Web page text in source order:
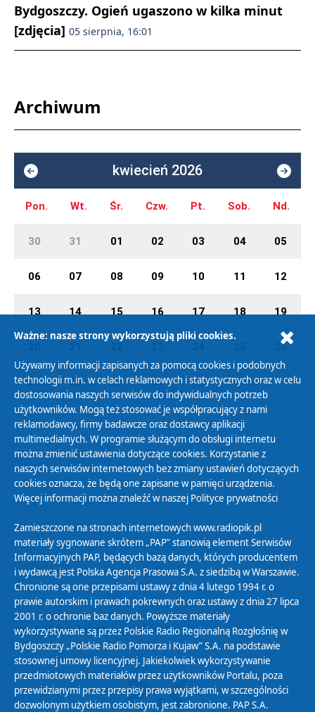
Bydgoszczy. Ogień ugaszono w kilka minut
[zdjęcia] 05 sierpnia, 16:01
Archiwum
kwiecień 2026
Pon. Wt. Śr. Czw. Pt. Sob. Nd.
30 31 01 02 03 04 05
06 07 08 09 10 11 12
13 14 15 16 17 18 19
26
27 28 29 30 01 02 03
Polityka Prywatności
Zasady korzystania z Serwisu
Organizacje Pożytku Publicznego
Cyfryzacja DAB+
Polityka ochrony danych osobowych
Abonament
Zamówienia publiczne
Biuletyn Informacji Publicznej
Ważne: nasze strony wykorzystują pliki cookies.
Używamy informacji zapisanych za pomocą cookies i podobnych
technologii m.in. w celach reklamowych i statystycznych oraz w celu
dostosowania naszych serwisów do indywidualnych potrzeb
użytkowników. Mogą też stosować je współpracujący z nami
reklamodawcy, firmy badawcze oraz dostawcy aplikacji
multimedialnych. W programie służącym do obsługi internetu
można zmienić ustawienia dotyczące cookies. Korzystanie z
naszych serwisów internetowych bez zmiany ustawień dotyczących
cookies oznacza, że będą one zapisane w pamięci urządzenia.
Więcej informacji można znaleźć w naszej Polityce prywatności
Zamieszczone na stronach internetowych www.radiopik.pl
materiały sygnowane skrótem „PAP” stanowią element Serwisów
Informacyjnych PAP, będących bazą danych, których producentem
i wydawcą jest Polska Agencja Prasowa S.A. z siedzibą w Warszawie.
Chronione są one przepisami ustawy z dnia 4 lutego 1994 r. o
prawie autorskim i prawach pokrewnych oraz ustawy z dnia 27 lipca
2001 r. o ochronie baz danych. Powyższe materiały
wykorzystywane są przez Polskie Radio Regionalną Rozgłośnię w
Bydgoszczy „Polskie Radio Pomorza i Kujaw” S.A. na podstawie
stosownej umowy licencyjnej. Jakiekolwiek wykorzystywanie
przedmiotowych materiałów przez użytkowników Portalu, poza
przewidzianymi przez przepisy prawa wyjątkami, w szczególności
dozwolonym użytkiem osobistym, jest zabronione. PAP S.A.